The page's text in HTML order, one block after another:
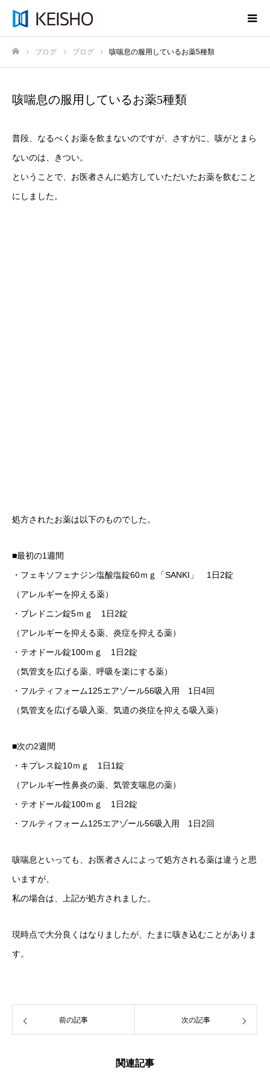
ブログ ブログ 咳喘息の服用しているお薬5種類
咳喘息の服用しているお薬5種類
普段、なるべくお薬を飲まないのですが、さすがに、咳がとまら
ないのは、きつい。
ということで、お医者さんに処方していただいたお薬を飲むこと
にしました。
処方されたお薬は以下のものでした。
■最初の1週間
・フェキソフェナジン塩酸塩錠60ｍｇ「SANKI」 1日2錠
（アレルギーを抑える薬）
・プレドニン錠5ｍｇ 1日2錠
（アレルギーを抑える薬、炎症を抑える薬）
・テオドール錠100ｍｇ 1日2錠
（気管支を広げる薬、呼吸を楽にする薬）
・フルティフォーム125エアゾール56吸入用 1日4回
（気管支を広げる吸入薬、気道の炎症を抑える吸入薬）
■次の2週間
・キプレス錠10ｍｇ 1日1錠
（アレルギー性鼻炎の薬、気管支喘息の薬）
・テオドール錠100ｍｇ 1日2錠
・フルティフォーム125エアゾール56吸入用 1日2回
咳喘息といっても、お医者さんによって処方される薬は違うと思
いますが、
私の場合は、上記が処方されました。
現時点で大分良くはなりましたが、たまに咳き込むことがありま
す。
前の記事 次の記事
関連記事